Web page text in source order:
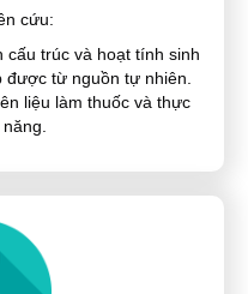
cứu:
cấu trúc và hoạt tính sinh
từ nguồn tự nhiên.
liệu làm thuốc và thực